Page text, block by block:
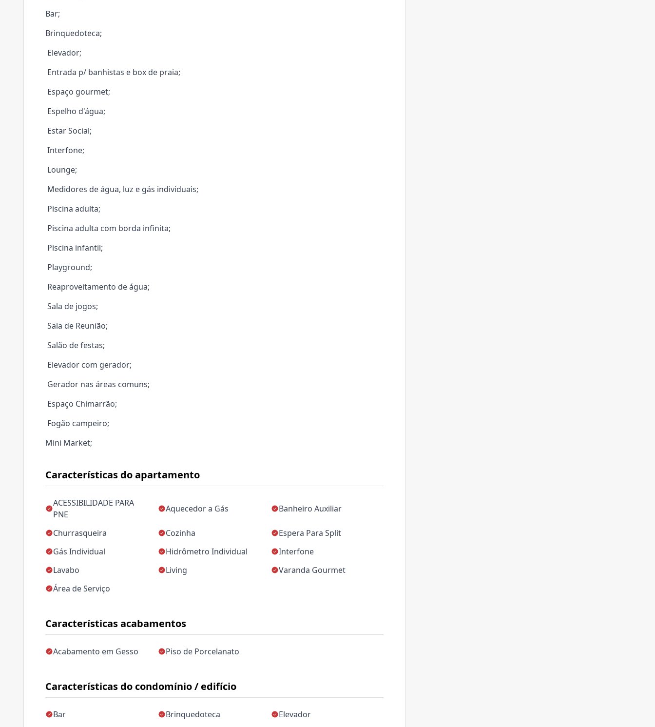
Características do apartamento
ACESSIBILIDADE PARA
PNE
Aquecedor a Gás Banheiro Auxiliar
Churrasqueira Cozinha
Espera Para Split
Gás Individual
Hidrômetro Individual
Interfone
Lavabo
Living
Varanda Gourmet
Área de Serviço
Características acabamentos
Acabamento em Gesso Piso de Porcelanato
Características do condomínio / edifício
Bar Brinquedoteca Elevador
Bar;
Brinquedoteca;
Elevador;
Entrada p/ banhistas e box de praia;
Espaço gourmet;
Espelho d'água;
Estar Social;
Interfone;
Lounge;
Medidores de água, luz e gás individuais;
Piscina adulta;
Piscina adulta com borda infinita;
Piscina infantil;
Playground;
Reaproveitamento de água;
Sala de jogos;
Sala de Reunião;
Salão de festas;
Elevador com gerador;
Gerador nas áreas comuns;
Espaço Chimarrão;
Fogão campeiro;
Mini Market;